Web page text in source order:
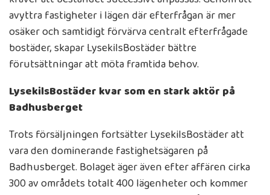
avyttra fastigheter i lägen där efterfrågan är mer
osäker och samtidigt förvärva centralt efterfrågade
bostäder, skapar LysekilsBostäder bättre
förutsättningar att möta framtida behov.
LysekilsBostäder kvar som en stark aktör på
Badhusberget
Trots försäljningen fortsätter LysekilsBostäder att
vara den dominerande fastighetsägaren på
Badhusberget. Bolaget äger även efter affären cirka
300 av områdets totalt 400 lägenheter och kommer